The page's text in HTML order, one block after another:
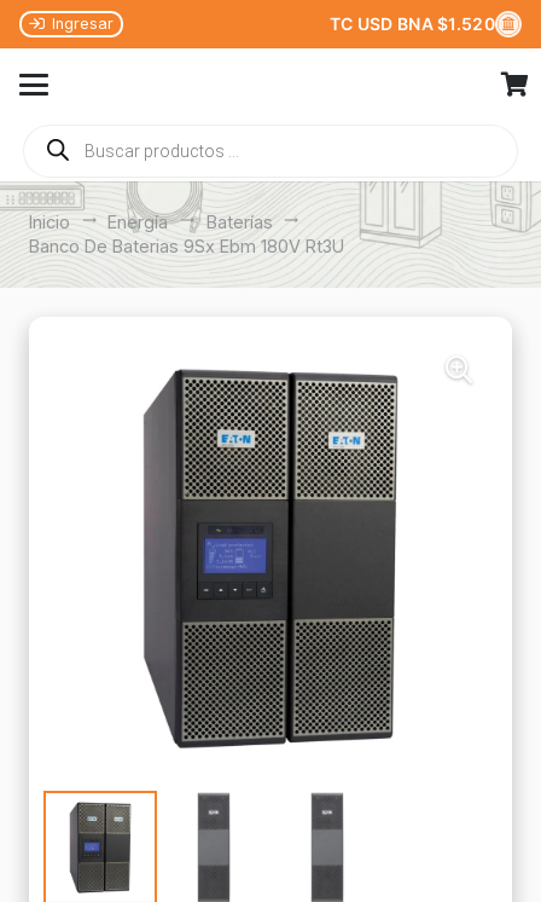
Ingresar TC USD BNA $1.520
Búsqueda
de
productos
Inicio trending_flat Energía trending_flat Baterías trending_flat
Banco De Baterias 9Sx Ebm 180V Rt3U